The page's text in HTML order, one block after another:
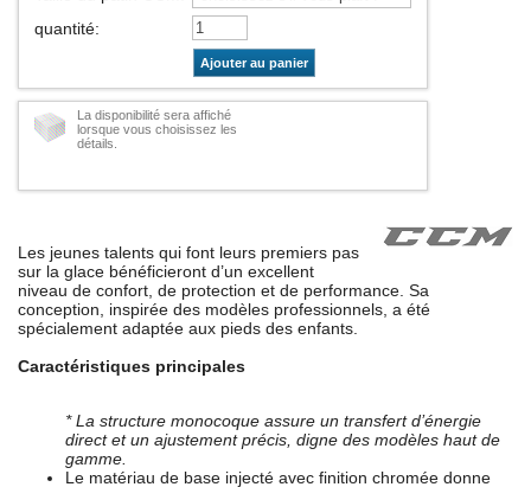
quantité:
Ajouter au panier
La disponibilité sera affiché
lorsque vous choisissez les
détails.
Les jeunes talents qui font leurs premiers pas
sur la glace bénéficieront d’un excellent
niveau de confort, de protection et de performance. Sa
conception, inspirée des modèles professionnels, a été
spécialement adaptée aux pieds des enfants.
Caractéristiques principales
* La structure monocoque assure un transfert d’énergie
direct et un ajustement précis, digne des modèles haut de
gamme.
Le matériau de base injecté avec finition chromée donne